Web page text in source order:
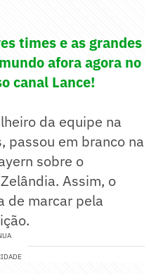
times e as grandes
afora agora no
canal Lance!
da equipe na
passou em branco na
sobre o
Assim, o
de marcar pela